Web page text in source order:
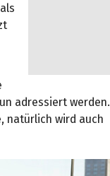
adressiert werden.
natürlich wird auch